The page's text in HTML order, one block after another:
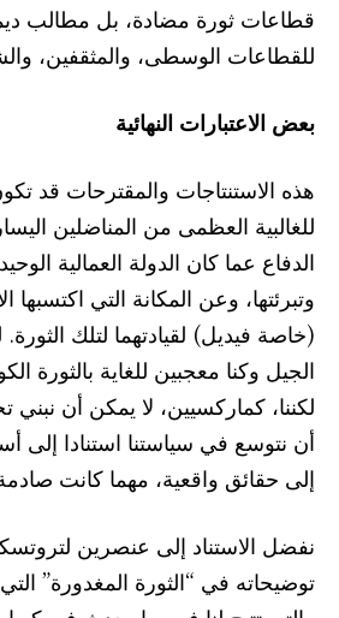
قطاعات ثورة مضادة، بل مطالب
للقطاعات الوسطى، والمثقفين،
بعض الاعتبارات النهائية
هذه الاستنتاجات والمقترحات قد
للغالبية العظمى من المناضلين
الدفاع عما كان الدولة العمالية
وتبرئتها، وعن المكانة التي اكتسبها
(خاصة فيديل) لقيادتهما لتلك
الجيل وكنا معجبين للغاية بالثورة
لكننا، كماركسيين، لا يمكن أن نبني
أن نتوسع في سياستنا استنادا إلى
إلى حقائق واقعية، مهما كانت
نفضل الاستناد إلى عنصرين
توضيحاته في “الثورة المغدورة” التي